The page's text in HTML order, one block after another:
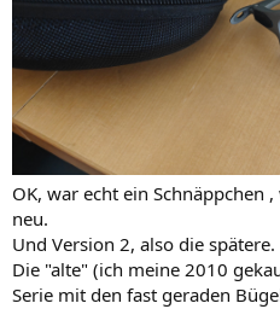
OK, war echt ein Schnäppchen
neu.
Und Version 2, also die spätere.
Die "alte" (ich meine 2010
Serie mit den fast geraden